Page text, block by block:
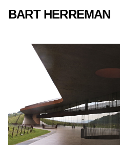
BART HERREMAN